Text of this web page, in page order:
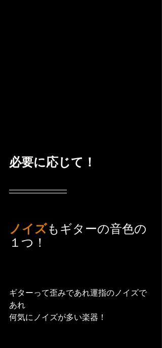
必要に応じて！
ノイズもギターの音色の
１つ！
ギターって歪みであれ運指のノイズで
あれ
何気にノイズが多い楽器！